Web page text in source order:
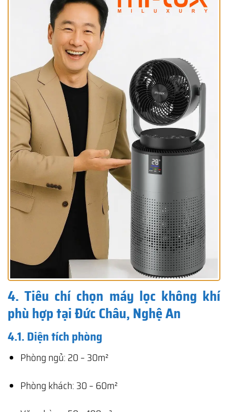
4. Tiêu chí chọn máy lọc không khí
phù hợp tại Đức Châu, Nghệ An
4.1. Diện tích phòng
Phòng ngủ: 20 – 30m²
Phòng khách: 30 – 60m²